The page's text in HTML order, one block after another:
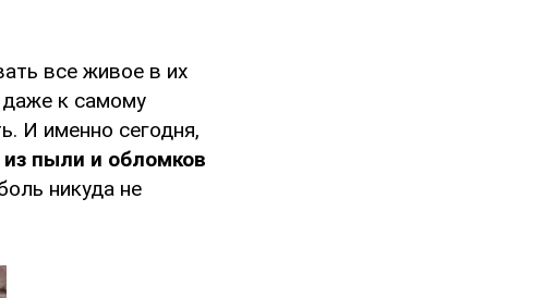
все живое в их
даже к самому
И именно сегодня,
из пыли и обломков
никуда не